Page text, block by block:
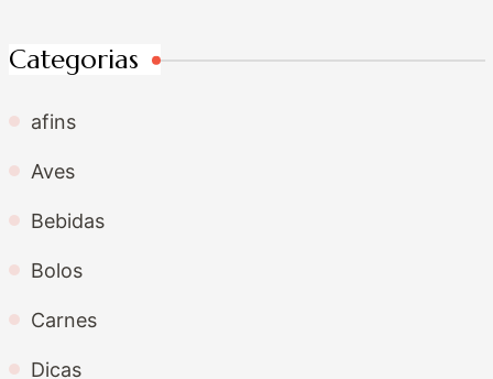
Categorias
afins
Aves
Bebidas
Bolos
Carnes
Dicas